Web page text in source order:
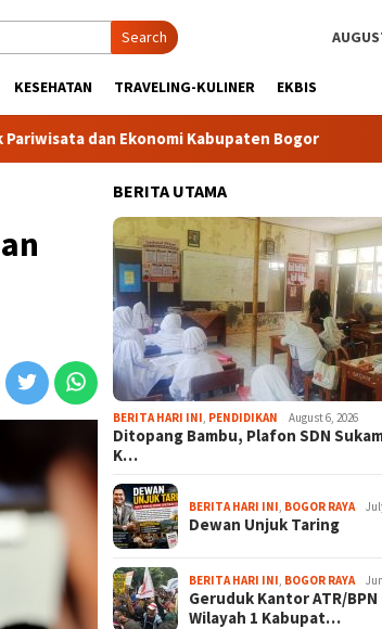
Search
KESEHATAN TRAVELING-KULINER EKBIS
Kabupaten Bogor Tour Malasari
BERITA UTAMA
BERITA HARI INI PENDIDIKAN August 6, 2026
Ditopang Bambu, Plafon SDN
K…
BERITA HARI INI BOGOR RAYA
Dewan Unjuk Taring
BERITA HARI INI BOGOR RAYA
Geruduk Kantor ATR/BPN
Wilayah 1 Kabupat…